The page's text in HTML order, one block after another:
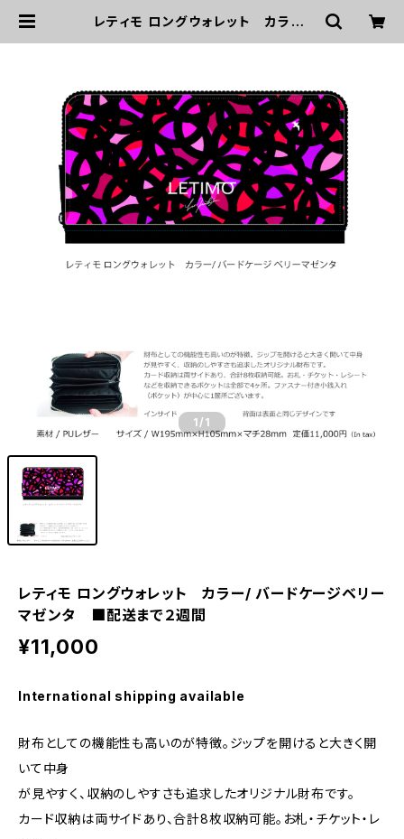
レティモ ロングウォレット カラー/
1 /1
レティモ ロングウォレット カラー/ バードケージベリー
マゼンタ ■配送まで２週間
¥11,000
International shipping available
財布としての機能性も高いのが特徴。ジップを開けると大きく開
いて中身
が見やすく、収納のしやすさも追求したオリジナル財布です。
カード収納は両サイドあり、合計8枚収納可能。お札・チケット・レ